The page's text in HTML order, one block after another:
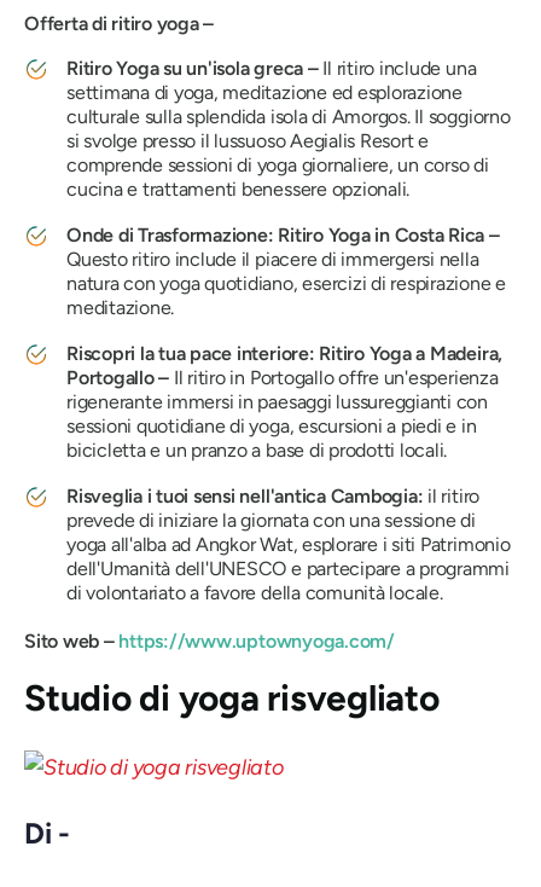
Offerta di ritiro yoga –
Ritiro Yoga su un'isola greca – Il ritiro include una
settimana di yoga, meditazione ed esplorazione
culturale sulla splendida isola di Amorgos. Il soggiorno
si svolge presso il lussuoso Aegialis Resort e
comprende sessioni di yoga giornaliere, un corso di
cucina e trattamenti benessere opzionali.
Onde di Trasformazione: Ritiro Yoga in Costa Rica –
Questo ritiro include il piacere di immergersi nella
natura con yoga quotidiano, esercizi di respirazione e
meditazione.
Riscopri la tua pace interiore: Ritiro Yoga a Madeira,
Portogallo – Il ritiro in Portogallo offre un'esperienza
rigenerante immersi in paesaggi lussureggianti con
sessioni quotidiane di yoga, escursioni a piedi e in
bicicletta e un pranzo a base di prodotti locali.
Risveglia i tuoi sensi nell'antica Cambogia: il ritiro
prevede di iniziare la giornata con una sessione di
yoga all'alba ad Angkor Wat, esplorare i siti Patrimonio
dell'Umanità dell'UNESCO e partecipare a programmi
di volontariato a favore della comunità locale.
Sito web –https://www.uptownyoga.com/
Studio di yoga risvegliato
Di -